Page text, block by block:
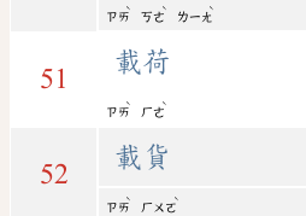
ㄗㄞ
ˋ
ㄎㄜ
ˋ
ㄌㄧㄤ
ˋ
51
載荷
ㄗㄞ
ˋ
ㄏㄜ
ˋ
52
載貨
ㄗㄞ
ˋ
ㄏㄨㄛ
ˋ